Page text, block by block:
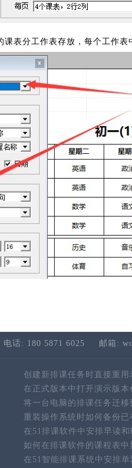
表分工作表存放，每个工作表
电话: 180 5871 6025 邮箱:
创建新排课任务时直接重用
在正式版本中打开演示版本
将一台电脑的排课任务迁移
重装操作系统时如何备份已
在51排课软件中安排早读和
如何在排课软件的课程表中
在51智能排课系统中安排单